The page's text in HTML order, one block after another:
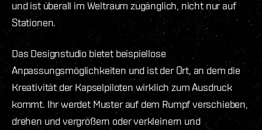
und ist überall im Weltraum zugänglich, nicht nur auf
Stationen.
Das Designstudio bietet beispiellose
Anpassungsmöglichkeiten und ist der Ort, an dem die
Kreativität der Kapselpiloten wirklich zum Ausdruck
kommt. Ihr werdet Muster auf dem Rumpf verschieben,
drehen und vergrößern oder verkleinern und